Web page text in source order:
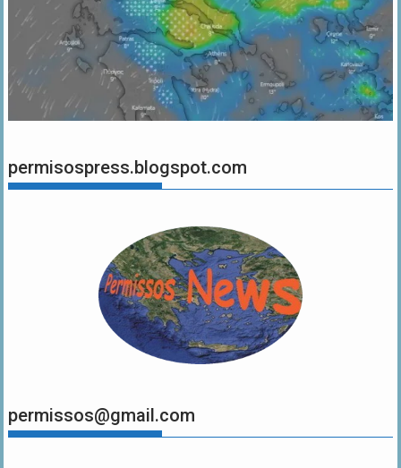
permisospress.blogspot.com
permissos@gmail.com